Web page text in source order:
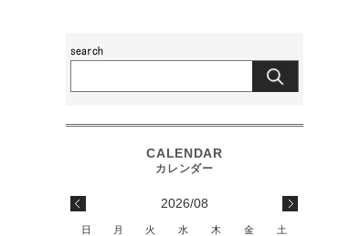
2026/08
日 月 火 水 木 金
土